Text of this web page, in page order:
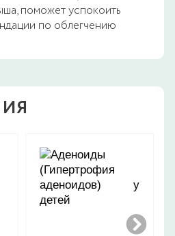
поможет успокоить
по облегчению